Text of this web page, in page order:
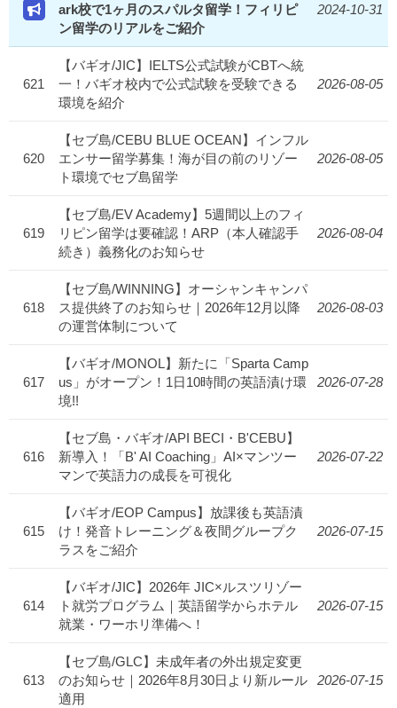
ark校で1ヶ月のスパルタ留学！フィリピ
ン留学のリアルをご紹介
2024-10-31
621
【バギオ/JIC】IELTS公式試験がCBTへ統
一！バギオ校内で公式試験を受験できる
環境を紹介
2026-08-05
620
【セブ島/CEBU BLUE OCEAN】インフル
エンサー留学募集！海が目の前のリゾー
ト環境でセブ島留学
2026-08-05
619
【セブ島/EV Academy】5週間以上のフィ
リピン留学は要確認！ARP（本人確認手
続き）義務化のお知らせ
2026-08-04
618
【セブ島/WINNING】オーシャンキャンパ
ス提供終了のお知らせ｜2026年12月以降
の運営体制について
2026-08-03
617
【バギオ/MONOL】新たに「Sparta Camp
us」がオープン！1日10時間の英語漬け環
境!!
2026-07-28
616
【セブ島・バギオ/API BECI・B'CEBU】
新導入！「B' AI Coaching」AI×マンツー
マンで英語力の成長を可視化
2026-07-22
615
【バギオ/EOP Campus】放課後も英語漬
け！発音トレーニング＆夜間グループク
ラスをご紹介
2026-07-15
614
【バギオ/JIC】2026年 JIC×ルスツリゾー
ト就労プログラム｜英語留学からホテル
就業・ワーホリ準備へ！
2026-07-15
613
【セブ島/GLC】未成年者の外出規定変更
のお知らせ｜2026年8月30日より新ルール
適用
2026-07-15